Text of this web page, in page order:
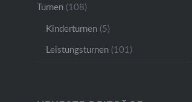
Turnen(108)
Kinderturnen(5)
Leistungsturnen(101)